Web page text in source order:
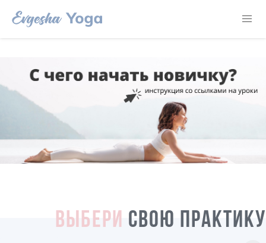
ВЫБЕРИ СВОЮ ПРАКТИКУ